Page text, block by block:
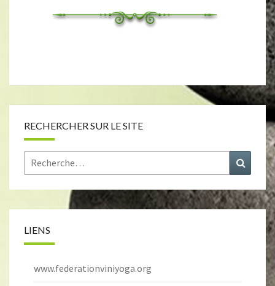
RECHERCHER SUR LE SITE
Rechercher :
LIENS
www.federationviniyoga.org